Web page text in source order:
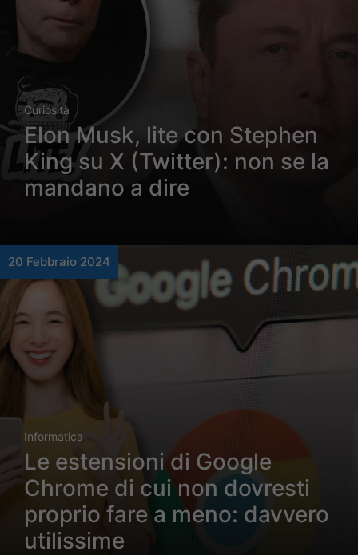
Curiosità
Elon Musk, lite con Stephen
King su X (Twitter): non se la
mandano a dire
20 Febbraio 2024
Informatica
Le estensioni di Google
Chrome di cui non dovresti
proprio fare a meno: davvero
utilissime